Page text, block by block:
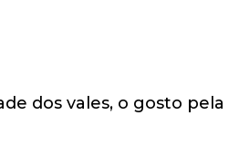
dos vales, o gosto pela